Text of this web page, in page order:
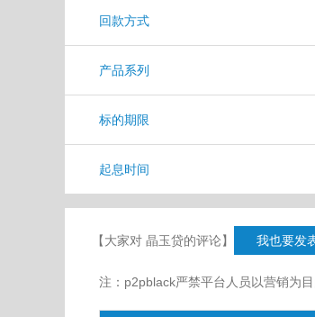
回款方式
产品系列
标的期限
起息时间
【大家对 晶玉贷的评论】 我也要发
注：p2pblack严禁平台人员以营销为